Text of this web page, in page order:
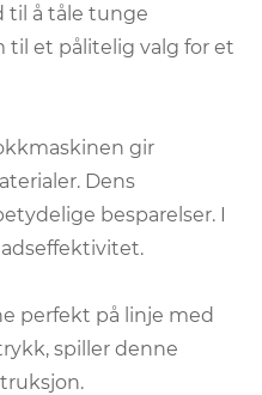
til å tåle tunge
et pålitelig valg for et
gir
Dens
besparelser. I
perfekt på linje med
spiller denne